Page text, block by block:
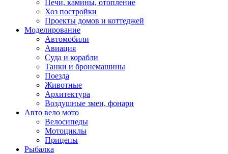
Печи, камины, отопление
Хоз постройки
Проекты домов и коттеджей
Моделирование
Автомобили
Авиация
Суда и корабли
Танки и бронемашины
Поезда
Животные
Архитектура
Воздушные змеи, фонари
Авто вело мото
Велосипеды
Мотоциклы
Прицепы
Рыбалка